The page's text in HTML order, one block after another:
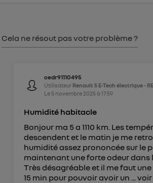
Cela ne résout pas votre problème ?
cedr91110495
Utilisateur Renault 5 E-Tech électrique -
Le 5 novembre 2025à 17:59
Humidité habitacle
Bonjour ma 5 a 1110 km. Les
descendent et le matin je me
humidité assez prononcée sur le
maintenant une forte odeur dans
Très désagréable et il me faut une
15 min pour pouvoir avoir un ... voir
Pour plus d'informations,
Politique d'information sur les